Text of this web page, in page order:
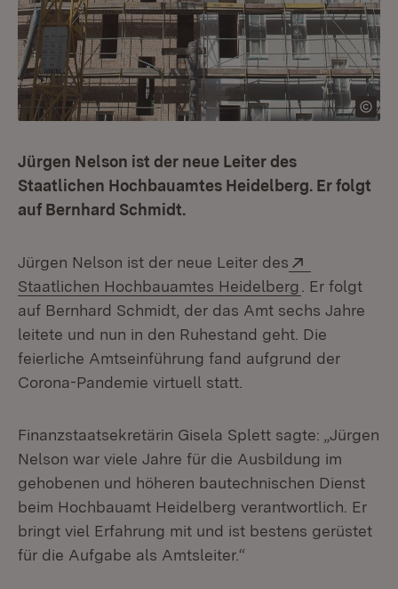
Jürgen Nelson ist der neue Leiter des
Staatlichen Hochbauamtes Heidelberg. Er folgt
auf Bernhard Schmidt.
Jürgen Nelson ist der neue Leiter des
Staatlichen Hochbauamtes Heidelberg (Öffnet in
. Er folgt
auf Bernhard Schmidt, der das Amt sechs Jahre
leitete und nun in den Ruhestand geht. Die
feierliche Amtseinführung fand aufgrund der
Corona-Pandemie virtuell statt.
Finanzstaatsekretärin Gisela Splett sagte: „Jürgen
Nelson war viele Jahre für die Ausbildung im
gehobenen und höheren bautechnischen Dienst
beim Hochbauamt Heidelberg verantwortlich. Er
bringt viel Erfahrung mit und ist bestens gerüstet
für die Aufgabe als Amtsleiter.“